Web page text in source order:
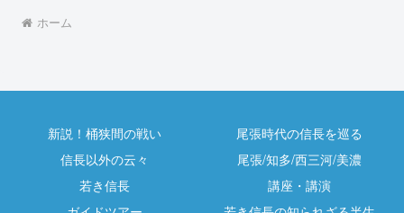
ホーム
新説！桶狭間の戦い
尾張時代の信長を巡る
信長以外の云々
尾張/知多/西三河/美濃
若き信長
講座・講演